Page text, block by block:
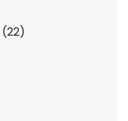
(22)